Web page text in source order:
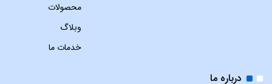
محصولات
وبلاگ
خدمات ما
درباره ما